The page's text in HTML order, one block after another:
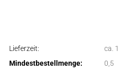
Lieferzeit: ca.
Mindestbestellmenge: 0,5